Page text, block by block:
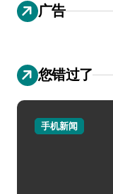
广告
您错过了
手机新闻